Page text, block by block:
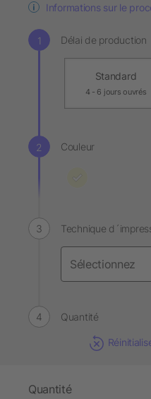
Informations sur le
Délai de production
Standard
4 - 6 jours ouvrés
Couleur
Technique
Quantité
Quantité